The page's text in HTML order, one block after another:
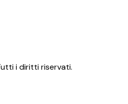
i diritti riservati.